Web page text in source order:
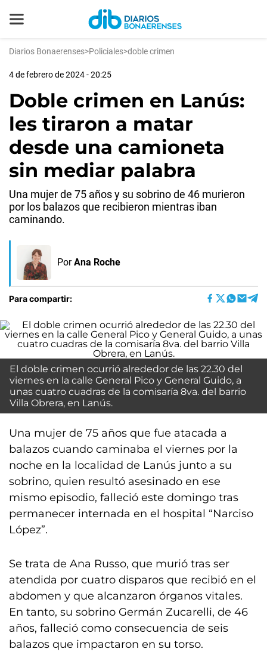
Diarios Bonaerenses>Policiales>doble crimen
4 de febrero de 2024 - 20:25
Doble crimen en Lanús:
les tiraron a matar
desde una camioneta
sin mediar palabra
Una mujer de 75 años y su sobrino de 46 murieron
por los balazos que recibieron mientras iban
caminando.
Por Ana Roche
Para compartir:
El doble crimen ocurrió alrededor de las 22.30 del
viernes en la calle General Pico y General Guido, a
unas cuatro cuadras de la comisaría 8va. del barrio
Villa Obrera, en Lanús.
Una mujer de 75 años que fue atacada a
balazos cuando caminaba el viernes por la
noche en la localidad de Lanús junto a su
sobrino, quien resultó asesinado en ese
mismo episodio, falleció este domingo tras
permanecer internada en el hospital “Narciso
López”.
Se trata de Ana Russo, que murió tras ser
atendida por cuatro disparos que recibió en el
abdomen y que alcanzaron órganos vitales.
En tanto, su sobrino Germán Zucarelli, de 46
años, falleció como consecuencia de seis
balazos que impactaron en su torso.